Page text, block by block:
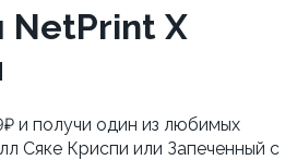
X
и получи один из любимых
Сяке Криспи или Запеченный с